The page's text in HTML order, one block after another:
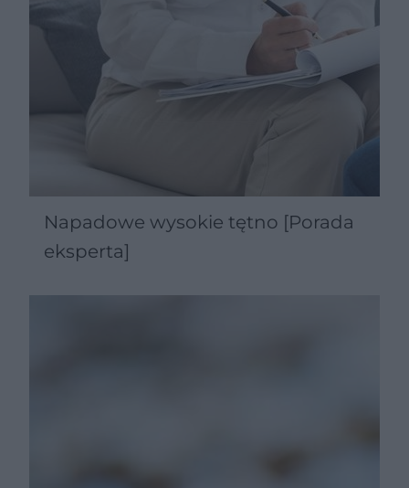
Napadowe wysokie tętno [Porada
eksperta]